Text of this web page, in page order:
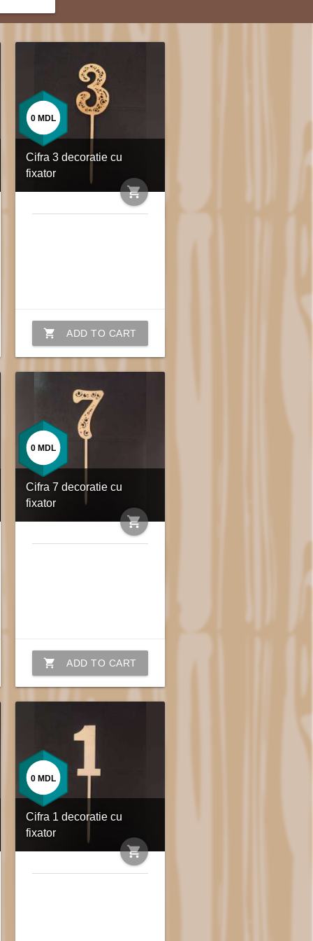
Cifra 3 decoratie cu
fixator
shopping_cart
0 MDL
shopping_cart ADD TO CART
Cifra 7 decoratie cu
fixator
shopping_cart
0 MDL
shopping_cart ADD TO CART
Cifra 1 decoratie cu
fixator
shopping_cart
0 MDL